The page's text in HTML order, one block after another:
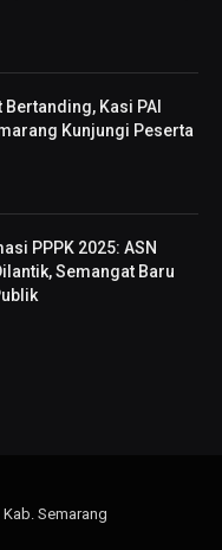
Kasi PAI
Kunjungi Peserta
PPPK 2025: ASN
Semangat Baru
Semarang